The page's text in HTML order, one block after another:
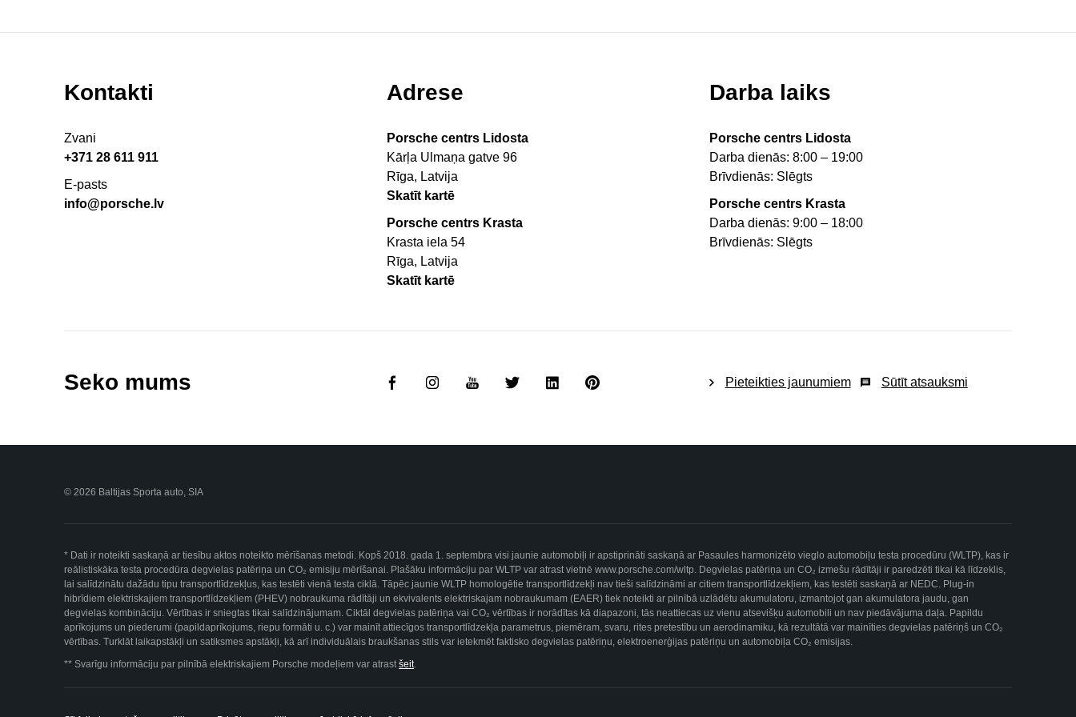
Kontakti
Zvani
+371 28 611 911
E-pasts
info@porsche.lv
Adrese
Porsche centrs Lidosta
Kārļa Ulmaņa gatve 96
Rīga, Latvija
Skatīt kartē
Porsche centrs Krasta
Krasta iela 54
Rīga, Latvija
Skatīt kartē
Darba laiks
Porsche centrs Lidosta
Darba dienās: 8:00 – 19:00
Brīvdienās: Slēgts
Porsche centrs Krasta
Darba dienās: 9:00 – 18:00
Brīvdienās: Slēgts
Seko mums Pieteikties jaunumiem Sūtīt atsauksmi
© 2026 Baltijas Sporta auto, SIA
* Dati ir noteikti saskaņā ar tiesību aktos noteikto mērīšanas metodi. Kopš 2018. gada 1. septembra visi jaunie automobiļi ir apstiprināti saskaņā ar Pasaules harmonizēto vieglo automobiļu testa procedūru (WLTP), kas ir
reālistiskāka testa procedūra degvielas patēriņa un CO₂ emisiju mērīšanai. Plašāku informāciju par WLTP var atrast vietnē www.porsche.com/wltp. Degvielas patēriņa un CO₂ izmešu rādītāji ir paredzēti tikai kā līdzeklis,
lai salīdzinātu dažādu tipu transportlīdzekļus, kas testēti vienā testa ciklā. Tāpēc jaunie WLTP homologētie transportlīdzekļi nav tieši salīdzināmi ar citiem transportlīdzekļiem, kas testēti saskaņā ar NEDC. Plug-in
hibrīdiem elektriskajiem transportlīdzekļiem (PHEV) nobraukuma rādītāji un ekvivalents elektriskajam nobraukumam (EAER) tiek noteikti ar pilnībā uzlādētu akumulatoru, izmantojot gan akumulatora jaudu, gan
degvielas kombināciju. Vērtības ir sniegtas tikai salīdzinājumam. Ciktāl degvielas patēriņa vai CO₂ vērtības ir norādītas kā diapazoni, tās neattiecas uz vienu atsevišķu automobili un nav piedāvājuma daļa. Papildu
aprīkojums un piederumi (papildaprīkojums, riepu formāti u. c.) var mainīt attiecīgos transportlīdzekļa parametrus, piemēram, svaru, rites pretestību un aerodinamiku, kā rezultātā var mainīties degvielas patēriņš un CO₂
vērtības. Turklāt laikapstākļi un satiksmes apstākļi, kā arī individuālais braukšanas stils var ietekmēt faktisko degvielas patēriņu, elektroenerģijas patēriņu un automobiļa CO₂ emisijas.
** Svarīgu informāciju par pilnībā elektriskajiem Porsche modeļiem var atrastšeit.